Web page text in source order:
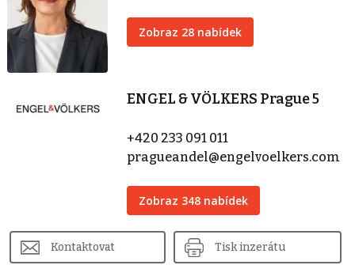
Zobraz 28 nabídek
ENGEL & VÖLKERS Prague 5
+420 233 091 011
pragueandel@engelvoelkers.com
Zobraz 348 nabídek
Kontaktovat Tisk inzerátu